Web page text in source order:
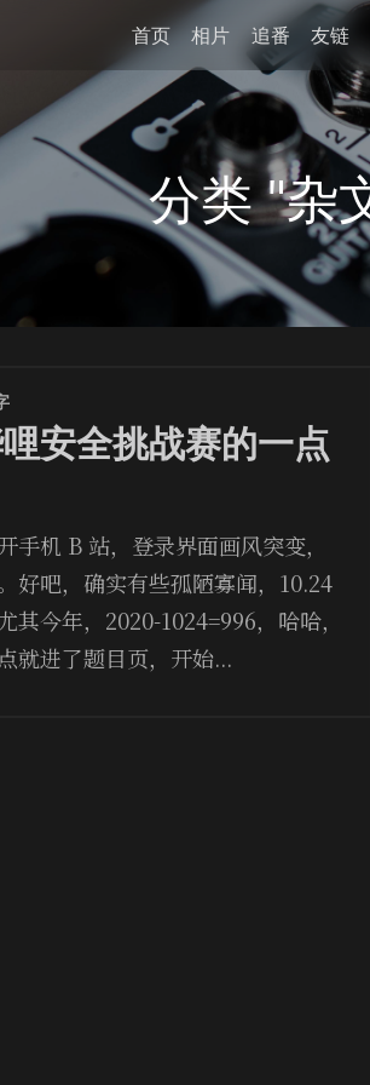
首页 相片 追番 友链
分类 "杂
安全挑战赛的一点
手机 B 站，登录界面画风突变，
好吧，确实有些孤陋寡闻，10.24
其今年，2020-1024=996，哈哈，
就进了题目页，开始...